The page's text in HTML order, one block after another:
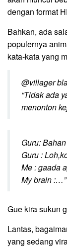
dengan format
Bahkan, ada
populernya
kata-kata yang
@villager
“Tidak ada
menonton
Guru:
Guru :
Me : gaada
My brain :…”
Gue kira sukun
Lantas,
yang sedang